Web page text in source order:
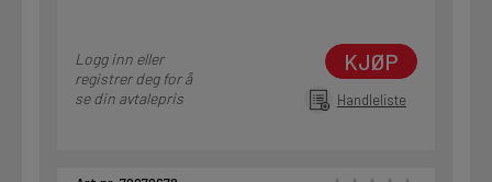
Logg inn eller
registrer deg for å
se din avtalepris
KJØP
Handleliste